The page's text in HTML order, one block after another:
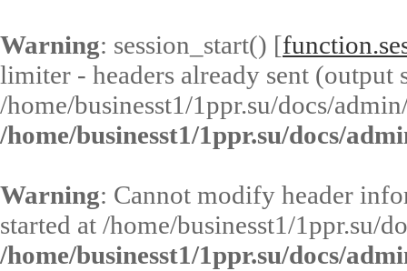
Warning: session_start() [
limiter - headers already sent (output
/home/businesst1/1ppr.su/docs/
/home/businesst1/1ppr.su/docs/
Warning: Cannot modify header
started at /home/businesst1/1ppr.su/
/home/businesst1/1ppr.su/docs/